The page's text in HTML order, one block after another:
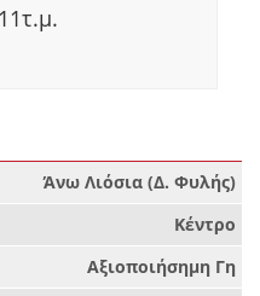
Άνω Λιόσια (Δ. Φυλής)
Κέντρο
Αξιοποιήσημη Γη